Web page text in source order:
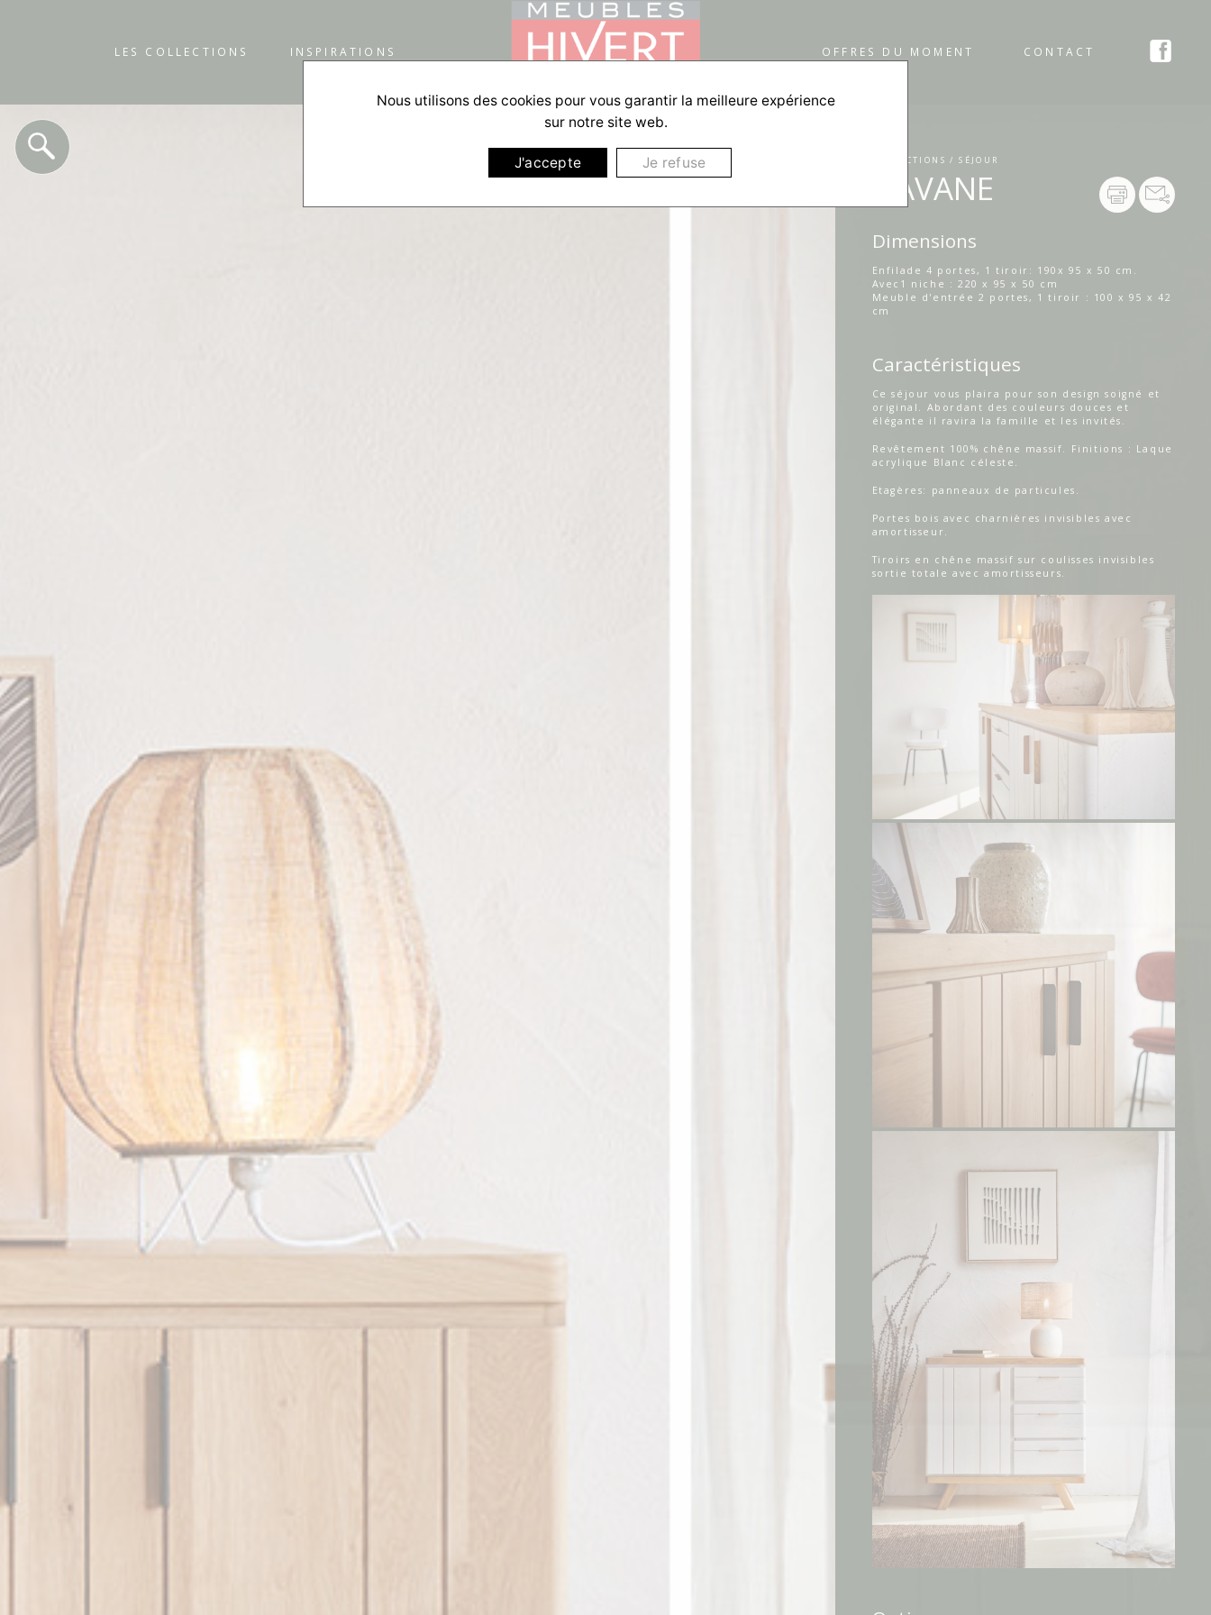
LES COLLECTIONS INSPIRATIONS OFFRES DU MOMENT CONTACT
COLLECTIONS / SÉJOUR
HAVANE
Dimensions
Enfilade 4 portes, 1 tiroir: 190x 95 x 50 cm.
Avec1 niche : 220 x 95 x 50 cm
Meuble d'entrée 2 portes, 1 tiroir : 100 x 95 x 42
cm
Caractéristiques
Ce séjour vous plaira pour son design soigné et
original. Abordant des couleurs douces et
élégante il ravira la famille et les invités.
Revêtement 100% chêne massif. Finitions : Laque
acrylique Blanc céleste.
Etagères: panneaux de particules.
Portes bois avec charnières invisibles avec
amortisseur.
Tiroirs en chêne massif sur coulisses invisibles
sortie totale avec amortisseurs.
Nous utilisons des cookies pour vous garantir la meilleure expérience
sur notre site web.
J'accepte Je refuse